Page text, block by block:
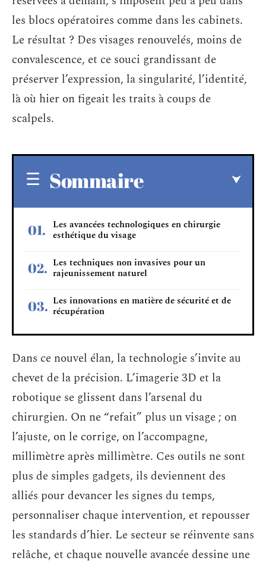
les blocs opératoires comme dans les cabinets.
Le résultat ? Des visages renouvelés, moins de
convalescence, et ce souci grandissant de
préserver l’expression, la singularité, l’identité,
là où hier on figeait les traits à coups de
scalpels.
Sommaire
Les avancées technologiques en chirurgie
esthétique du visage
Les techniques non invasives pour un
rajeunissement naturel
Les innovations en matière de sécurité et de
récupération
Dans ce nouvel élan, la technologie s’invite au
chevet de la précision. L’imagerie 3D et la
robotique se glissent dans l’arsenal du
chirurgien. On ne “refait” plus un visage ; on
l’ajuste, on le corrige, on l’accompagne,
millimètre après millimètre. Ces outils ne sont
plus de simples gadgets, ils deviennent des
alliés pour devancer les signes du temps,
personnaliser chaque intervention, et repousser
les standards d’hier. Le secteur se réinvente sans
relâche, et chaque nouvelle avancée dessine une